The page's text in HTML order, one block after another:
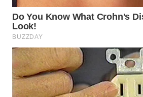
WN
KARAWANG
BEKASI
WN
BOGOR